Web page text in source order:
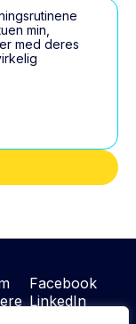
min,
med deres
Facebook
LinkedIn